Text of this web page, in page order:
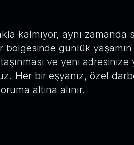
kalmıyor, aynı zamanda
günlük yaşamın
ve yeni
Her bir eşyanız, özel
altına alınır.